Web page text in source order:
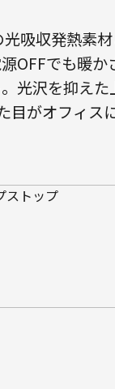
吸収発熱素
OFFでも暖か
光沢を抑えた
がオフィス
ストップ